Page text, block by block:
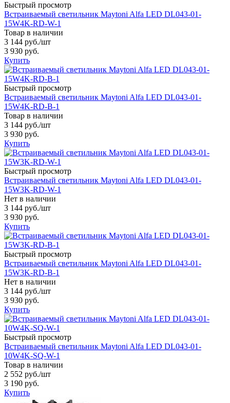
Быстрый просмотр
Встраиваемый светильник Maytoni Alfa LED DL043-01-
15W4K-RD-W-1
Товар в наличии
3 144 руб./шт
3 930 руб.
Купить
Быстрый просмотр
Встраиваемый светильник Maytoni Alfa LED DL043-01-
15W4K-RD-B-1
Товар в наличии
3 144 руб./шт
3 930 руб.
Купить
Быстрый просмотр
Встраиваемый светильник Maytoni Alfa LED DL043-01-
15W3K-RD-W-1
Нет в наличии
3 144 руб./шт
3 930 руб.
Купить
Быстрый просмотр
Встраиваемый светильник Maytoni Alfa LED DL043-01-
15W3K-RD-B-1
Нет в наличии
3 144 руб./шт
3 930 руб.
Купить
Быстрый просмотр
Встраиваемый светильник Maytoni Alfa LED DL043-01-
10W4K-SQ-W-1
Товар в наличии
2 552 руб./шт
3 190 руб.
Купить